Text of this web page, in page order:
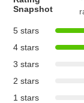
Snapshot
5 stars
4 stars
3 stars
2 stars
1 stars